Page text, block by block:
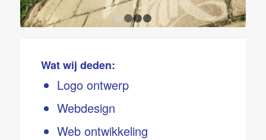
1234
Wat wij deden:
Logo ontwerp
Webdesign
Web ontwikkeling